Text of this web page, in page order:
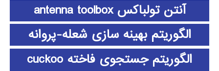
آنتن تولباکس antenna toolbox
الگوریتم بهینه سازی شعله-پروانه
الگوریتم جستجوی فاخته cuckoo